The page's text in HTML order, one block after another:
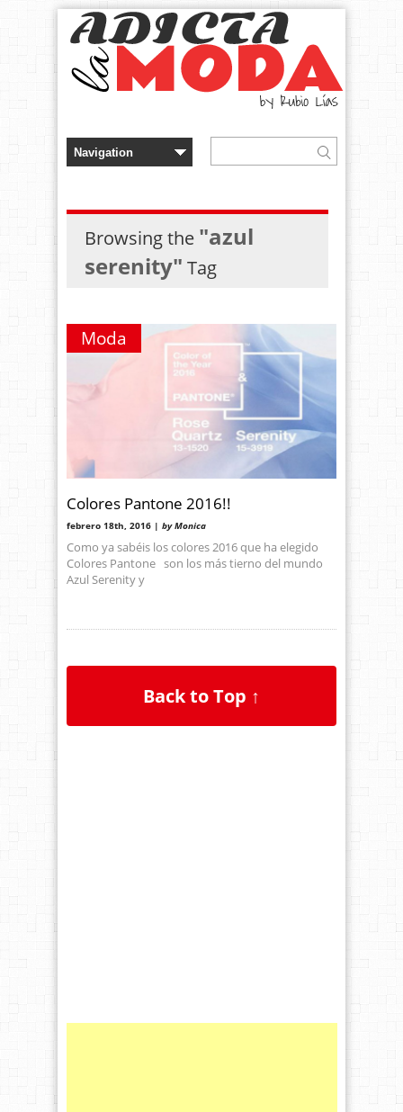
Browsing the "azul
serenity" Tag
Moda
Colores Pantone 2016!!
febrero 18th, 2016 | by Monica
Como ya sabéis los colores 2016 que ha elegido
Colores Pantone son los más tierno del mundo
Azul Serenity y
Back to Top ↑